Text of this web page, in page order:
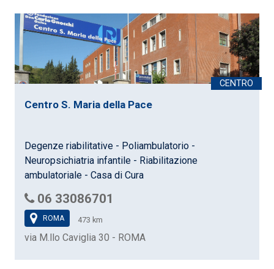
Centro S. Maria della Pace
Degenze riabilitative - Poliambulatorio -
Neuropsichiatria infantile - Riabilitazione
ambulatoriale - Casa di Cura
06 33086701
ROMA 473 km
via M.llo Caviglia 30 - ROMA